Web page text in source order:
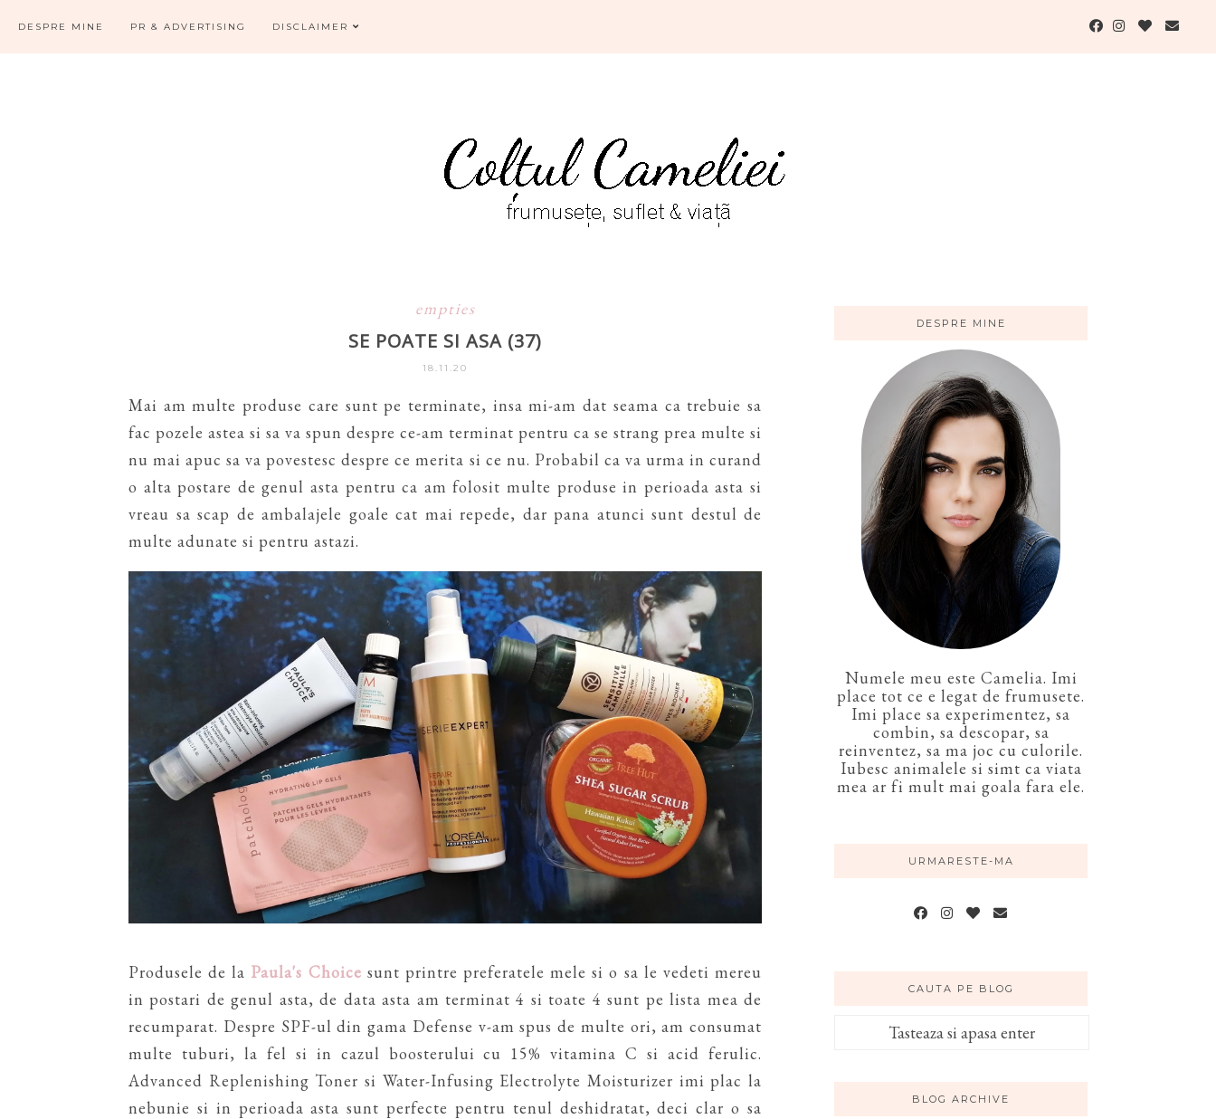
DESPRE MINE PR & ADVERTISING DISCLAIMER
empties
SE POATE SI ASA (37)
18.11.20
Mai am multe produse care sunt pe terminate, insa mi-am dat seama ca trebuie sa
fac pozele astea si sa va spun despre ce-am terminat pentru ca se strang prea multe si
nu mai apuc sa va povestesc despre ce merita si ce nu. Probabil ca va urma in curand
o alta postare de genul asta pentru ca am folosit multe produse in perioada asta si
vreau sa scap de ambalajele goale cat mai repede, dar pana atunci sunt destul de
multe adunate si pentru astazi.
Produsele de la Paula's Choice sunt printre preferatele mele si o sa le vedeti mereu
in postari de genul asta, de data asta am terminat 4 si toate 4 sunt pe lista mea de
recumparat. Despre SPF-ul din gama Defense v-am spus de multe ori, am consumat
multe tuburi, la fel si in cazul boosterului cu 15% vitamina C si acid ferulic.
Advanced Replenishing Toner si Water-Infusing Electrolyte Moisturizer imi plac la
nebunie si in perioada asta sunt perfecte pentru tenul deshidratat, deci clar o sa
DESPRE MINE
Numele meu este Camelia. Imi
place tot ce e legat de frumusete.
Imi place sa experimentez, sa
combin, sa descopar, sa
reinventez, sa ma joc cu culorile.
Iubesc animalele si simt ca viata
mea ar fi mult mai goala fara ele.
URMARESTE-MA
CAUTA PE BLOG
BLOG ARCHIVE